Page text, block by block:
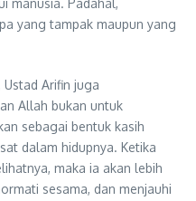
manusia. Padahal,
yang tampak maupun yang
Arifin juga
Allah bukan untuk
sebagai bentuk kasih
dalam hidupnya. Ketika
maka ia akan lebih
sesama, dan menjauhi